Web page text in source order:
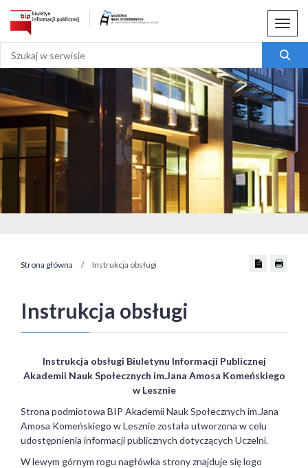
Menu
Strona główna / Instrukcja obsługi
Instrukcja obsługi
Instrukcja obsługi Biuletynu Informacji Publicznej
Akademii Nauk Społecznych im.Jana Amosa Komeńskiego
w Lesznie
Strona podmiotowa BIP Akademii Nauk Społecznych im.Jana
Amosa Komeńskiego w Lesznie została utworzona w celu
udostępnienia informacji publicznych dotyczących Uczelni.
W lewym górnym rogu nagłówka strony znajduje się logo